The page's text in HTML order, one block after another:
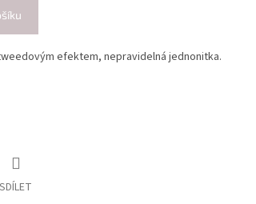
efektem, nepravidelná jednonitka.
SDÍLET